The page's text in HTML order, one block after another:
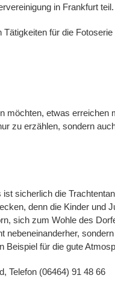
in Frankfurt teil.
für die
etwas
zu erzählen, sondern
sicherlich die
denn die Kinder und
sich zum Wohle des
für die gute
Telefon (06464) 91 48 66